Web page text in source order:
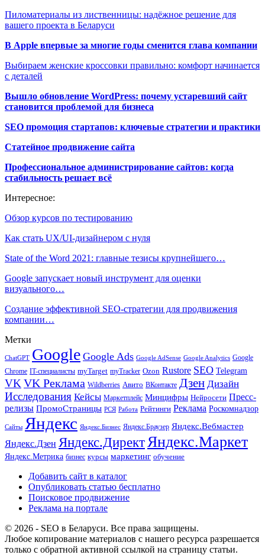
Пиломатериалы из лиственницы: надёжное решение для
вашего проекта в Беларуси
В Apple впервые за многие годы сменится глава компании
Выбираем женские кроссовки правильно: комфорт начинается
с деталей
Вышло обновление WordPress: почему устаревший сайт
становится проблемой для бизнеса
SEO промоция стартапов: ключевые стратегии и практики
Статейное продвижение сайта
Профессиональное администрирование сайтов: когда
стабильность решает всё
Интересное:
Обзор курсов по тестированию
Как стать UX/UI-дизайнером с нуля
State of the Word 2021: главные тезисы крупнейшего…
Google запускает новый инструмент для оценки
визуального…
Создание эффективной SEO-стратегии для продвижения
компании…
Метки
ChatGPT Google Google Ads Google AdSense Google Analytics Google
Chrome IT-специалисты myTarget myTracker Ozon Rustore SEO Telegram
VK VK Реклама Wildberries Авито ВКонтакте Дзен Дизайн
Исследования Кейсы Маркетплейс Минцифры Нейросети Пресс-
релизы ПромоСтраницы РСЯ Работа Рейтинги Реклама Роскомнадзор
Сайты Яндекс Яндекс.Бизнес Яндекс.Браузер Яндекс.Вебмастер
Яндекс.Дзен Яндекс.ДиректЯндекс.Маркет
Яндекс.Метрика бизнес курсы маркетинг обучение
Добавить сайт в каталог
Опубликовать статью бесплатно
Поисковое продвижение
Реклама на портале
© 2026 - SEO в Беларуси. Все права защищены.
Любое копирование материалов с нашего ресурса разрешается
только с обратной активной ссылкой на страницу статьи.